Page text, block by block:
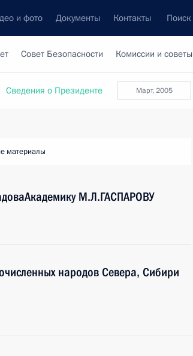
и фото Документы Контакты Поиск
Совет Безопасности Комиссии и советы
март, 2005
Сведения о Президенте
материалы
М.Л.ГАСПАРОВУ
народов Севера, Сибири